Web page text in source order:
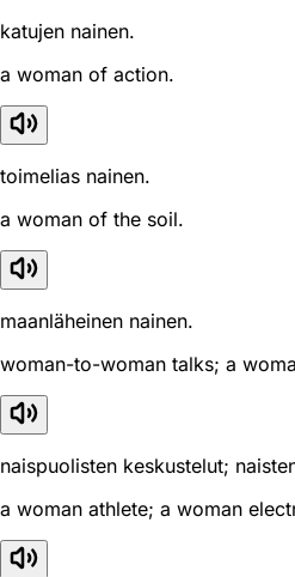
katujen nainen.
a woman of action.
toimelias nainen.
a woman of the soil.
maanläheinen nainen.
woman-to-woman talks; a
naispuolisten keskustelut;
a woman athlete; a woman